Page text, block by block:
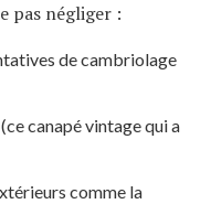
pas négliger :
de cambriolage
canapé vintage qui a
comme la